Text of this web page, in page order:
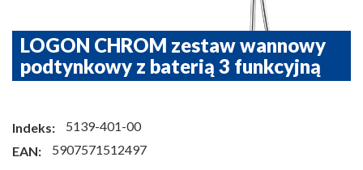
LOGON CHROM zestaw wannowy
podtynkowy z baterią 3 funkcyjną
Indeks:
5139-401-00
EAN:
5907571512497